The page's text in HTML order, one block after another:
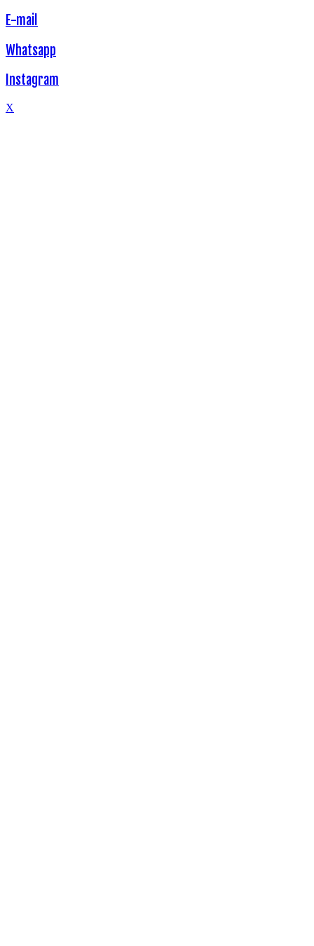
E-mail
Whatsapp
Instagram
X